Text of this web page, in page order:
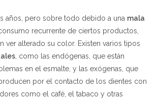
años, pero sobre todo debido a una mala
recurrente de ciertos productos,
ver alterado su color. Existen varios tipos
, como las endógenas, que están
en el esmalte, y las exógenas, que
por el contacto de los dientes con
como el café, el tabaco y otras